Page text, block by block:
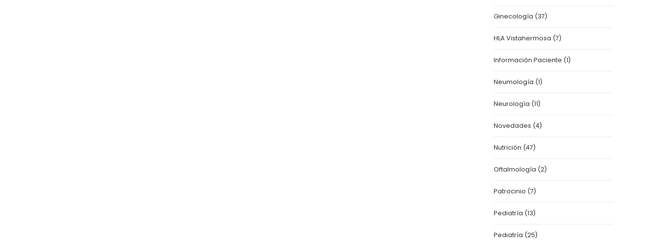
Ginecología (37)
HLA Vistahermosa (7)
Información Paciente (1)
Neumología (1)
Neurología (11)
Novedades (4)
Nutrición (47)
Oftalmología (2)
Patrocinio (7)
Pediatría (13)
Pediatría (25)